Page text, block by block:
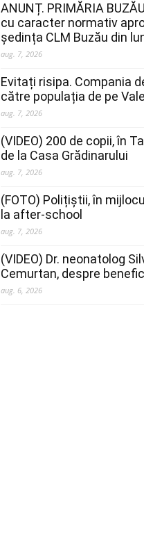
ANUNȚ. PRIMĂRIA
cu caracter normativ
ședința CLM Buzău din
aug. 7, 2026
Evitați risipa. Compania
către populația de pe
aug. 7, 2026
(VIDEO) 200 de copii, în
de la Casa Grădinarului
aug. 7, 2026
(FOTO) Polițiștii, în
la after-school
aug. 7, 2026
(VIDEO) Dr. neonatolog
Cemurtan, despre
aug. 6, 2026